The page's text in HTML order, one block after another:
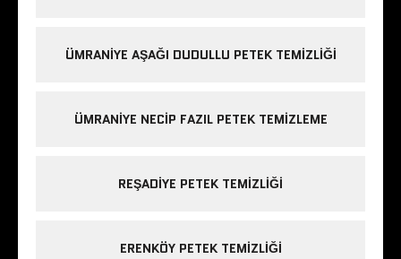
ÜMRANIYE AŞAĞI DUDULLU PETEK TEMIZLIĞI
ÜMRANIYE NECIP FAZIL PETEK TEMIZLEME
REŞADIYE PETEK TEMIZLIĞI
ERENKÖY PETEK TEMIZLIĞI